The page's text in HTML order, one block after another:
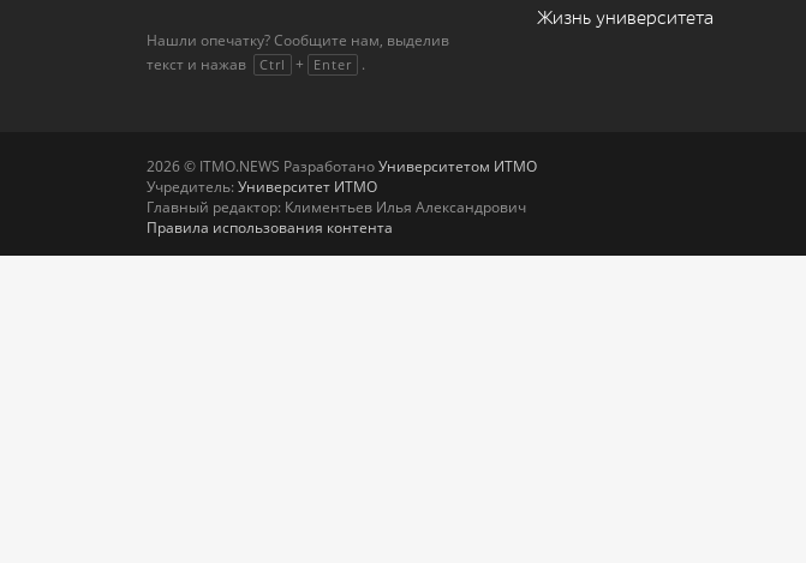
Нашли опечатку? Сообщите нам, выделив
текст и нажав
Ctrl + Enter .
Жизнь университета
2026 © ITMO.NEWS РазработаноУниверситетом ИТМО
Учредитель: Университет ИТМО
Главный редактор: Климентьев Илья Александрович
Правила использования контента